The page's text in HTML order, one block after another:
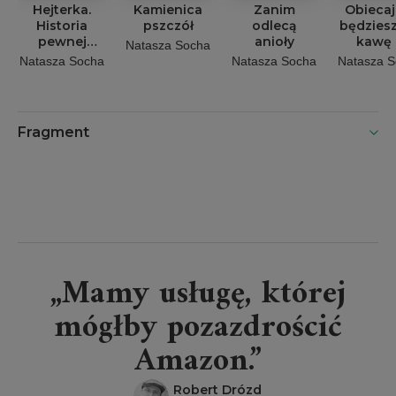
Hejterka.
Historia
pewnej
nienawiści
Natasza Socha
Kamienica
pszczół
Natasza Socha
Zanim
odlecą
anioły
Natasza Socha
kawę
Natasza
Fragment
„Mamy usługę, której
mógłby pozazdrościć
Amazon.”
Robert Drózd